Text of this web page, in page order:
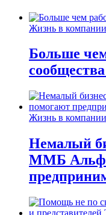
Жизнь в компании
Больше
Жизнь в компании
Немалый
ММБ